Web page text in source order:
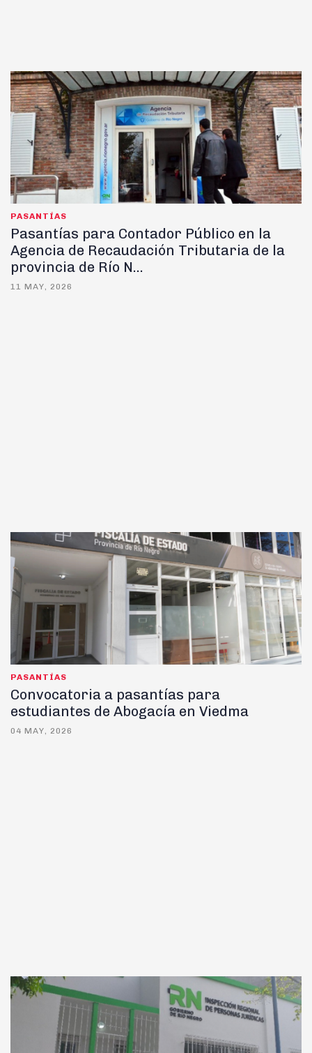
PASANTÍAS
Pasantías para Contador Público en la
Agencia de Recaudación Tributaria de la
provincia de Río N...
11 MAY, 2026
PASANTÍAS
Convocatoria a pasantías para
estudiantes de Abogacía en Viedma
04 MAY, 2026